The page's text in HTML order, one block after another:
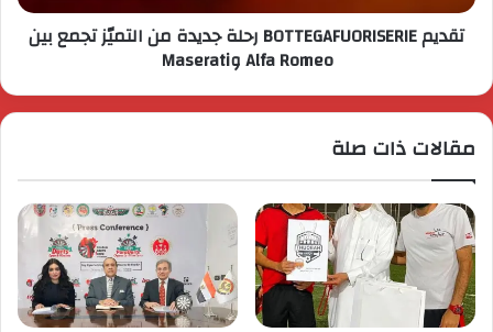
تقديم BOTTEGAFUORISERIE رحلة جديدة من التميّز تجمع بين
Alfa Romeo وMaserati
مقالات ذات صلة